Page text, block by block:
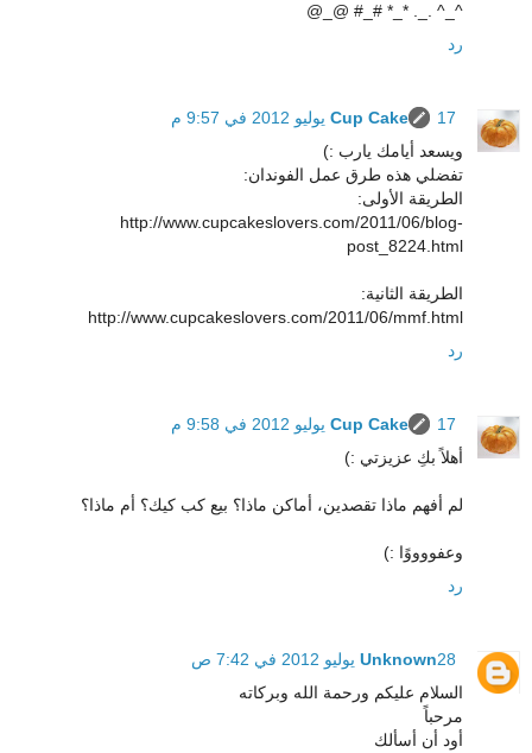
^_^ ._. *_* #_# @_@
رد
Cup Cake
17 يوليو 2012 في 9:57 م
ويسعد أيامك يارب :)
تفضلي هذه طرق عمل الفوندان:
الطريقة الأولى:
http://www.cupcakeslovers.com/2011/06/blog-
post_8224.html
الطريقة الثانية:
http://www.cupcakeslovers.com/2011/06/mmf.html
رد
Cup Cake
17 يوليو 2012 في 9:58 م
أهلاً بكِ عزيزتي :)
لم أفهم ماذا تقصدين، أماكن ماذا؟ بيع كب كيك؟ أم ماذا؟
وعفووووًا :)
رد
Unknown28 يوليو 2012 في 7:42 ص
السلام عليكم ورحمة الله وبركاته
مرحباً
أود أن أسألك